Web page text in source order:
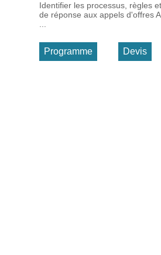
Identifier les processus, règles
de réponse aux appels d'offres
...
Programme Devis